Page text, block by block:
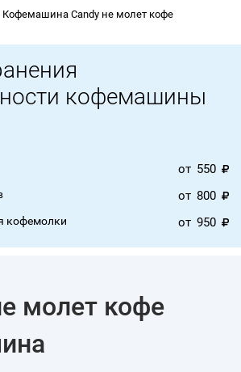
Кофемашина Candy не молет кофе
кофемашины
от 550
от 800
кофемолки от 950
молет кофе